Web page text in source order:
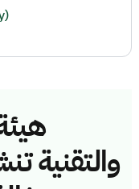
والتقنية